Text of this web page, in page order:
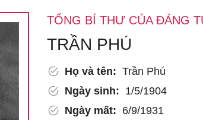
TỔNG BÍ THƯ CỦA ĐẢNG
TRẦN PHÚ
Họ và tên: Trần Phú
Ngày sinh: 1/5/1904
Ngày mất: 6/9/1931